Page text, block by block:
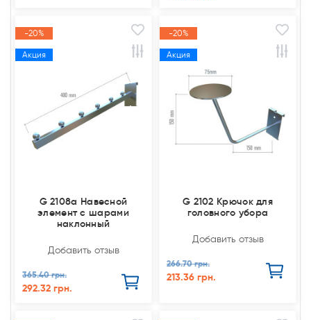
-20%
Акция
G 2108a Навесной
элемент с шарами
наклонный
Добавить отзыв
365.40 грн.
292.32 грн.
-20%
Акция
G 2102 Крючок для
головного убора
Добавить отзыв
266.70 грн.
213.36 грн.